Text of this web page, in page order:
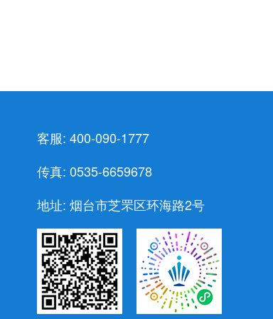
客服: 400-090-1777
传真: 0535-6659678
地址: 烟台市芝罘区环海路2号